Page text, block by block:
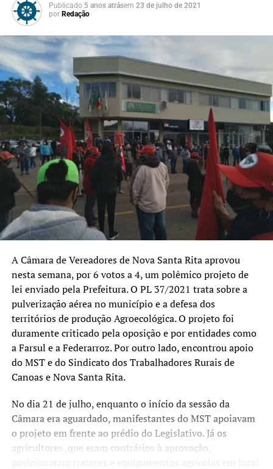
Publicado 5 anos atrásem 23 de julho de 2021
por Redação
A Câmara de Vereadores de Nova Santa Rita aprovou
nesta semana, por 6 votos a 4, um polêmico projeto de
lei enviado pela Prefeitura. O PL 37/2021 trata sobre a
pulverização aérea no município e a defesa dos
territórios de produção Agroecológica. O projeto foi
duramente criticado pela oposição e por entidades como
a Farsul e a Federarroz. Por outro lado, encontrou apoio
do MST e do Sindicato dos Trabalhadores Rurais de
Canoas e Nova Santa Rita.
No dia 21 de julho, enquanto o início da sessão da
Câmara era aguardado, manifestantes do MST apoiavam
o projeto em frente ao prédio do Legislativo. Já os
agricultores ,que eram contrários à aprovação,